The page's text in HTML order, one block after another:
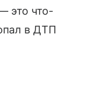
это что-
в ДТП